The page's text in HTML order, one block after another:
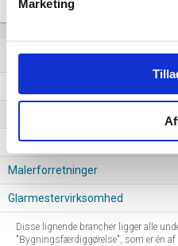
Marketing
question_answer Lignende brancher
Tømrer- og
Malerforretninger
Glarmestervirksomhed
Disse lignende brancher ligger alle
"Bygningsfærdiggørelse", som er én